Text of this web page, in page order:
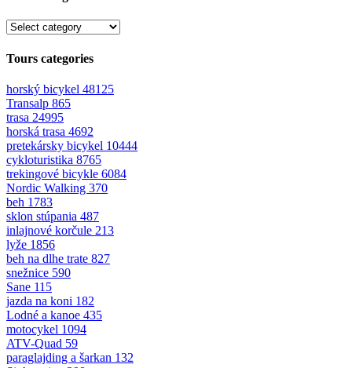
Tours categories
horský bicykel 48125
Transalp 865
trasa 24995
horská trasa 4692
pretekársky bicykel 10444
cykloturistika 8765
trekingové bicykle 6084
Nordic Walking 370
beh 1783
sklon stúpania 487
inlajnové korčule 213
lyže 1856
beh na dlhe trate 827
snežnice 590
Sane 115
jazda na koni 182
Lodné a kanoe 435
motocykel 1094
ATV-Quad 59
paraglajding a šarkan 132